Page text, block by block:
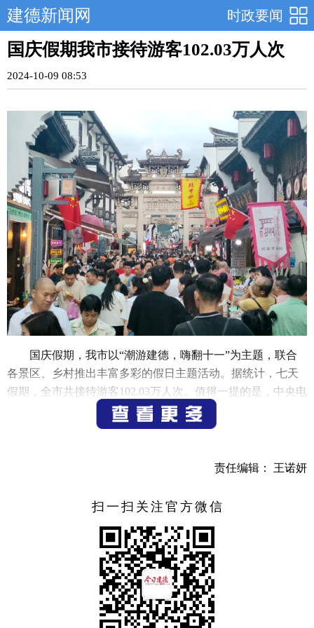
时政要闻
建德新闻网
国庆假期我市接待游客102.03万人次
2024-10-09 08:53
国庆假期，我市以“潮游建德，嗨翻十一”为主题，联合
各景区、乡村推出丰富多彩的假日主题活动。据统计，七天
假期，全市共接待游客102.03万人次。值得一提的是，中央电
视台《新闻联播》大美中国、新闻频道《新闻直播间》、
《东方时空》报道了我市的假日旅游情况。
青睐，我市“乡村梦想家”各团队通过推出新活动新业态新场
的“流量密码”。全市乡村旅游接待游客87.62万人次，按可比
口径同比增长26.11%。
假期期间，严州古城推出瓮城飞天国潮秀、街区宋韵舞
蹈、巡游、杂耍、文旅市集等活动，邀请大家来严州古城品
宋韵、赏美景、观民俗、尝美食，央视《新闻直播间》栏目
责任编辑： 王诺妍
扫一扫关注官方微信